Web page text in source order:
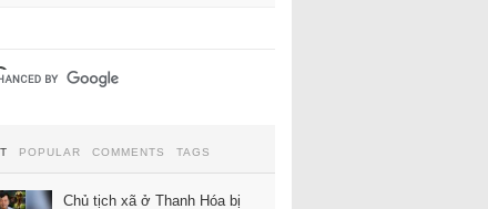
POPULAR COMMENTS TAGS
Chủ tịch xã ở Thanh Hóa bị